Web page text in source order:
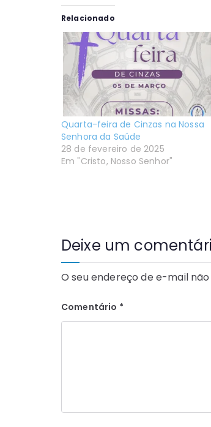
Relacionado
Quarta-feira de Cinzas na Nossa
Senhora da Saúde
28 de fevereiro de 2025
Em "Cristo, Nosso Senhor"
Deixe um
O seu endereço de e-mail
Comentário *